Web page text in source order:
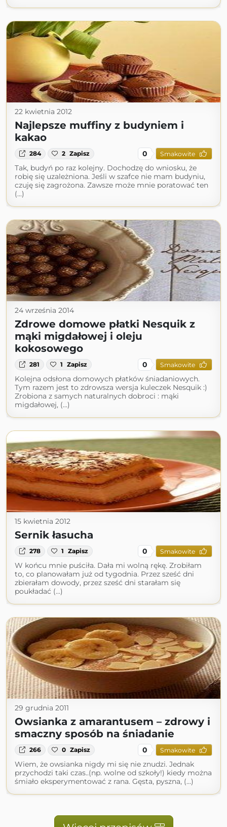
22 kwietnia 2012
Najlepsze muffiny z budyniem i
kakao
284 2 Zapisz 0 Smakowite
Tak, budyń po raz kolejny. Dochodzę do wniosku, że
robię się uzależniona. Jeśli w szafce nie mam budyniu,
czuję się zagrożona. Zawsze może mnie poratować ten
(...)
24 września 2014
Zdrowe domowe płatki Nesquik z
mąki migdałowej i oleju
kokosowego
281 1 Zapisz 0 Smakowite
Kolejna odsłona domowych płatków śniadaniowych.
Tym razem jest to zdrowsza wersja kuleczek Nesquik :)
Zrobiona z samych naturalnych dobroci : mąki
migdałowej, (...)
15 kwietnia 2012
Sernik łasucha
278 1 Zapisz 0 Smakowite
W końcu mnie puściła. Dała mi wolną rękę. Zrobiłam
to, co planowałam już od tygodnia. Przez sześć dni
zbierałam dowody, przez sześć dni starałam się
poukładać (...)
29 grudnia 2011
Owsianka z amarantusem – zdrowy i
smaczny sposób na śniadanie
266 0 Zapisz 0 Smakowite
Wiem, że owsianka nigdy mi się nie znudzi. Jednak
przychodzi taki czas..(np. wolne od szkoły!) kiedy można
śmiało eksperymentować z rana. Gęsta, pyszna, (...)